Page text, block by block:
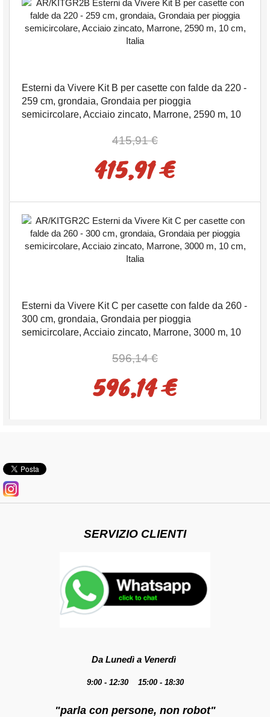
Esterni da Vivere Kit B per casette con falde da 220 -
259 cm, grondaia, Grondaia per pioggia
semicircolare, Acciaio zincato, Marrone, 2590 m, 10
415,91 €
415,91 €
Esterni da Vivere Kit C per casette con falde da 260 -
300 cm, grondaia, Grondaia per pioggia
semicircolare, Acciaio zincato, Marrone, 3000 m, 10
596,14 €
596,14 €
SERVIZIO CLIENTI
Da Lunedì a Venerdì
9:00 - 12:30 15:00 - 18:30
"parla con persone, non robot"